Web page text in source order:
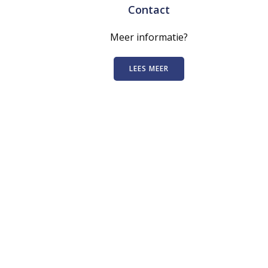
Contact
Meer informatie?
LEES MEER